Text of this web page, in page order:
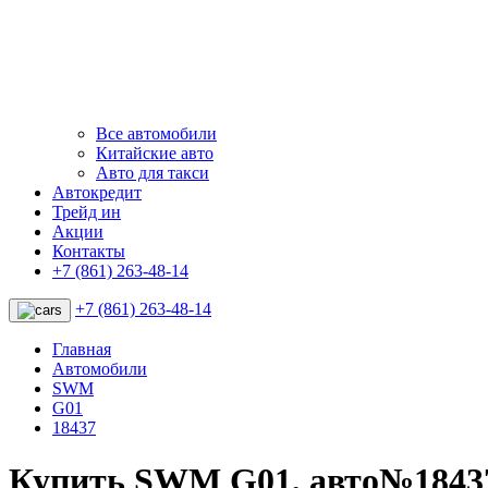
Все автомобили
Китайские авто
Авто для такси
Автокредит
Трейд ин
Акции
Контакты
+7 (861) 263-48-14
+7 (861) 263-48-14
Главная
Автомобили
SWM
G01
18437